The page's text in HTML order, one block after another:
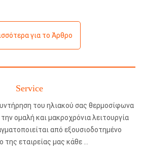
για το Άρθρο
Service
του ηλιακού σας θερμοσίφωνα
ομαλή και μακροχρόνια λειτουργία
από εξουσιοδοτημένο
της εταιρείας μας κάθε